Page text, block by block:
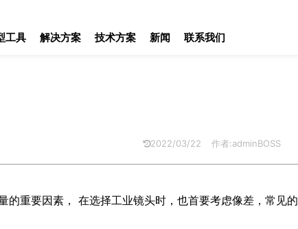
工具 解决方案 技术方案 新闻 联系我们
2022/03/22 作者:adminBOSS
的重要因素， 在选择工业镜头时，也首要考虑像差，常见的